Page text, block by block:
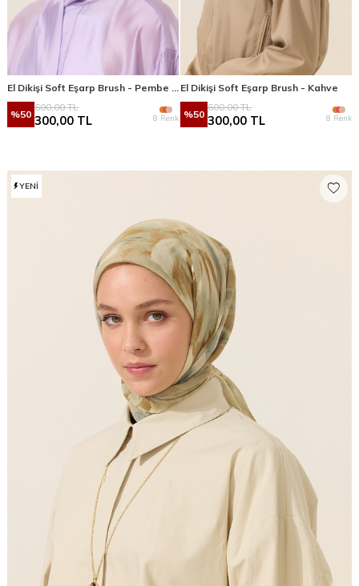
%50
600,00TL
300,00 TL 8 Renk
El Dikişi Soft Eşarp Brush - Kahve
%50
600,00TL
300,00 TL 8 Renk
YENI